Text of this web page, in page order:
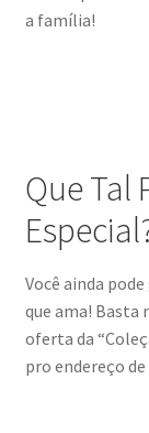
a família!
Que Tal
Você ainda
que ama! Basta
oferta da
pro endereço